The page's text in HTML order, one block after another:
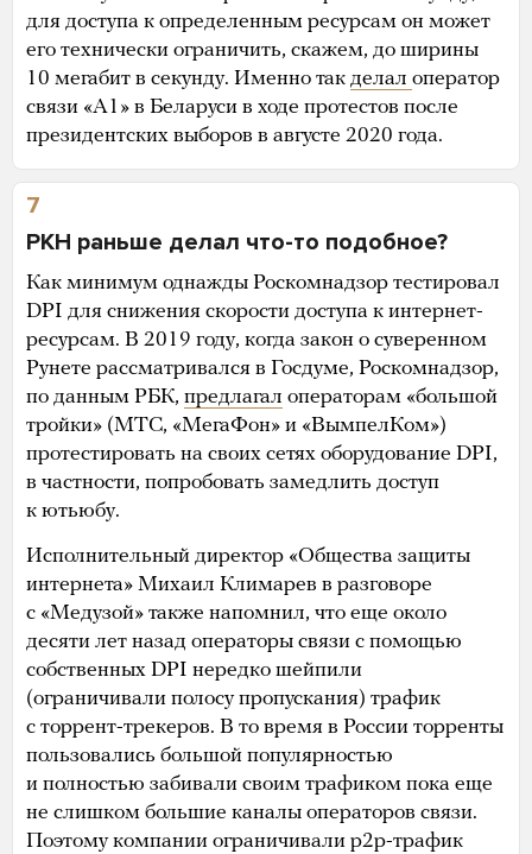
для доступа к определенным ресурсам он может
его технически ограничить, скажем, до ширины
10 мегабит в секунду. Именно так делал оператор
связи «А1» в Беларуси в ходе протестов после
президентских выборов в августе 2020 года.
7
РКН раньше делал что-то подобное?
Как минимум однажды Роскомнадзор тестировал
DPI для снижения скорости доступа к интернет-
ресурсам. В 2019 году, когда закон о суверенном
Рунете рассматривался в Госдуме, Роскомнадзор,
по данным РБК, предлагал операторам «большой
тройки» (МТС, «МегаФон» и «ВымпелКом»)
протестировать на своих сетях оборудование DPI,
в частности, попробовать замедлить доступ
к ютьюбу.
Исполнительный директор «Общества защиты
интернета» Михаил Климарев в разговоре
с «Медузой» также напомнил, что еще около
десяти лет назад операторы связи с помощью
собственных DPI нередко шейпили
(ограничивали полосу пропускания) трафик
с торрент-трекеров. В то время в России торренты
пользовались большой популярностью
и полностью забивали своим трафиком пока еще
не слишком большие каналы операторов связи.
Поэтому компании ограничивали p2p-трафик